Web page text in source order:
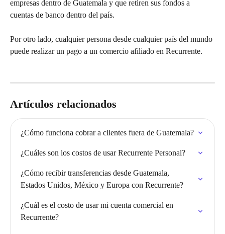
empresas dentro de Guatemala y que retiren sus fondos a
cuentas de banco dentro del país.
Por otro lado, cualquier persona desde cualquier país del mundo
puede realizar un pago a un comercio afiliado en Recurrente.
Artículos relacionados
¿Cómo funciona cobrar a clientes fuera de Guatemala?
¿Cuáles son los costos de usar Recurrente Personal?
¿Cómo recibir transferencias desde Guatemala,
Estados Unidos, México y Europa con Recurrente?
¿Cuál es el costo de usar mi cuenta comercial en
Recurrente?